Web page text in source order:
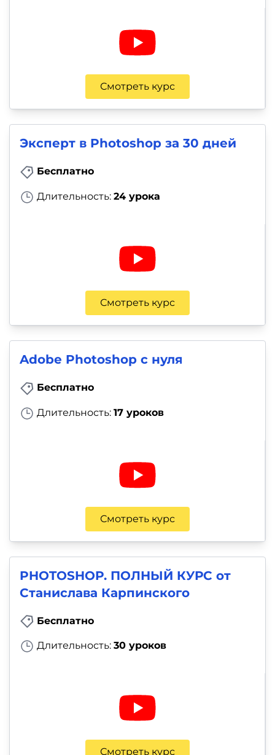
Смотреть курс
Эксперт в Photoshop за 30 дней
Бесплатно
Длительность: 24 урока
Смотреть курс
Adobe Photoshop с нуля
Бесплатно
Длительность: 17 уроков
Смотреть курс
PHOTOSHOP. ПОЛНЫЙ КУРС от
Станислава Карпинского
Бесплатно
Длительность: 30 уроков
Смотреть курс